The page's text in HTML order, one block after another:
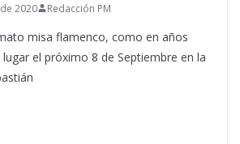
2020 Redacción PM
misa flamenco, como en años
el próximo 8 de Septiembre en la